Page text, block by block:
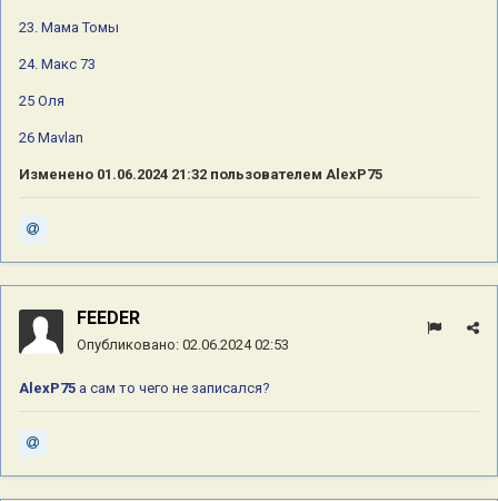
23. Мама Томы
24. Макс 73
25 Оля
26 Mavlan
Изменено 01.06.2024 21:32 пользователем AlexP75
FEEDER
Опубликовано: 02.06.2024 02:53
AlexP75 а сам то чего не записался?